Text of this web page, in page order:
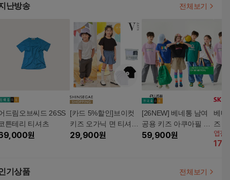
난방송 전체보기
드림오브씨드 26SS
튼테리 티셔츠
원
[카드 5%할인]브이컷
키즈 오가닉 면 티셔츠
6장
29,900원
[26NEW] 베네통 남여
공용 키즈 아쿠아필 반
팔티 5종
59,900원
베네
즈
앱전
17
기상품 전체보기